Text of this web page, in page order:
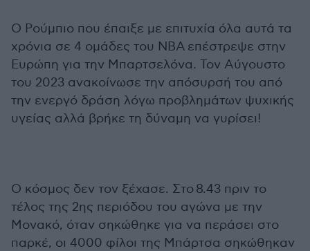
Ο Ρούμπιο που έπαιξε με επιτυχία όλα αυτά τα
χρόνια σε 4 ομάδες του NBA επέστρεψε στην
Ευρώπη για την Μπαρτσελόνα. Τον Αύγουστο
του 2023 ανακοίνωσε την απόσυρσή του από
την ενεργό δράση λόγω προβλημάτων ψυχικής
υγείας αλλά βρήκε τη δύναμη να γυρίσει!
Ο κόσμος δεν τον ξέχασε. Στο 8.43 πριν το
τέλος της 2ης περιόδου του αγώνα με την
Μονακό, όταν σηκώθηκε για να περάσει στο
παρκέ, οι 4000 φίλοι της Μπάρτσα σηκώθηκαν